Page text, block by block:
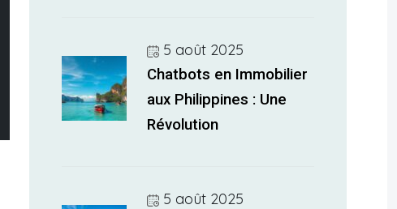
5 août 2025
Chatbots en Immobilier
aux Philippines : Une
Révolution
5 août 2025